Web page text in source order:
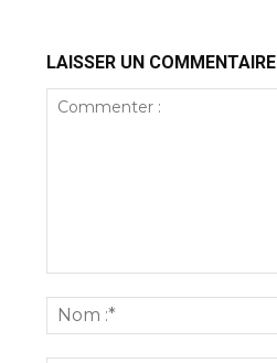
LAISSER UN COMMENTAIRE